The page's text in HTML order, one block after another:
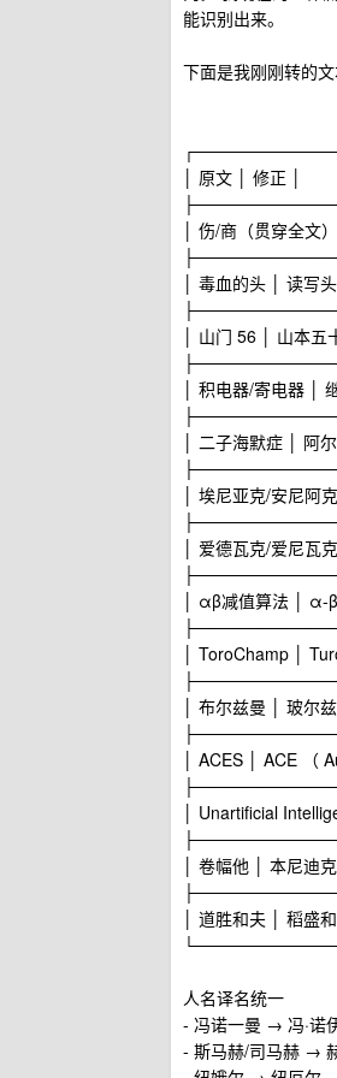
能识别出来。
下面是我刚刚转的
│ 原文 │ 修正 │
│ 伤/商（贯穿全文
│ 毒血的头 │ 读写
│ 山门 56 │ 山本五
│ 积电器/寄电器 │
│ 二子海默症 │ 阿
│ 埃尼亚克/安尼阿
│ 爱德瓦克/爱尼瓦
│ αβ减值算法 │ α-
│ ToroChamp │
│ 布尔兹曼 │ 玻尔
│ ACES │ ACE （
│ Unartificial
│ 卷幅他 │ 本尼迪
│ 道胜和夫 │ 稻盛和
人名译名统一
- 冯诺一曼 → 冯·诺
- 斯马赫/司马赫 →